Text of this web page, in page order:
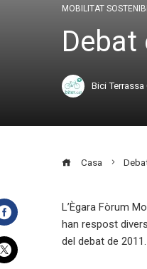
MOBILITAT
Bici Terrassa
Casa
Facebook
L’Ègara Fòrum
han respost
del debat de 2011.